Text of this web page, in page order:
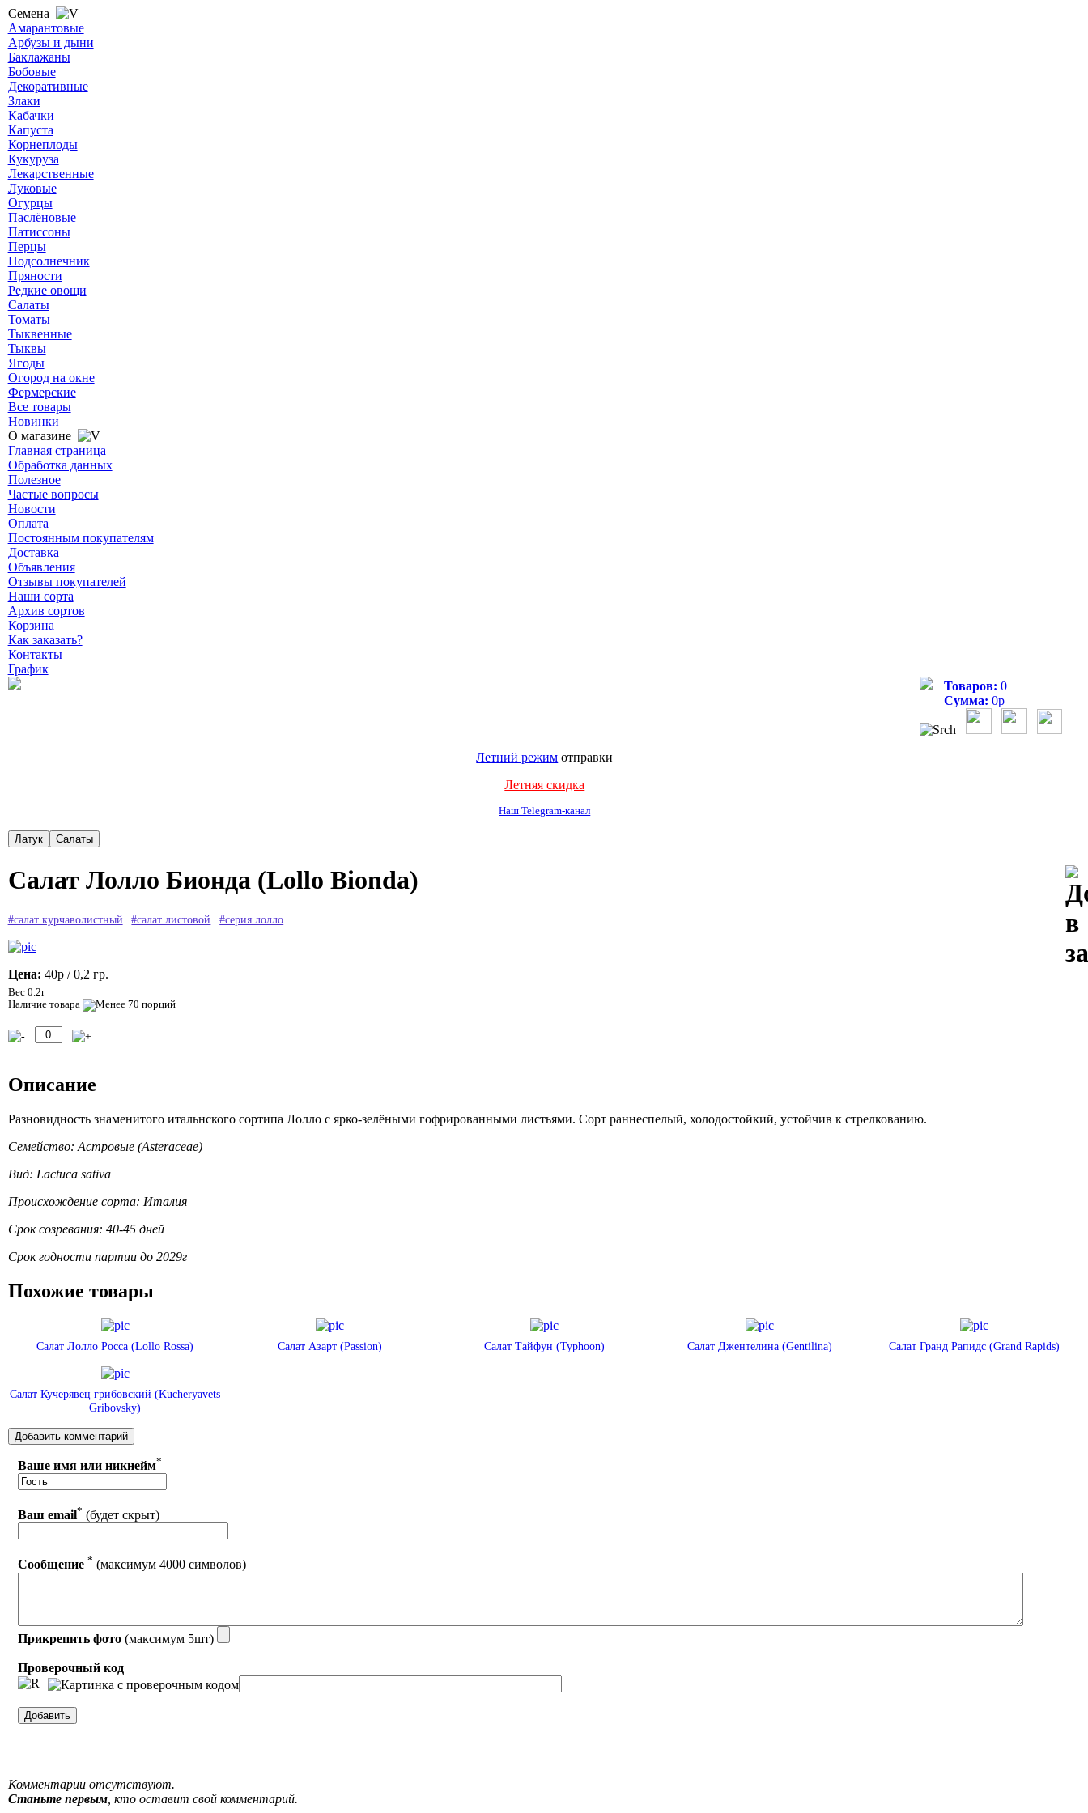
Семена
Амарантовые
Арбузы и дыни
Баклажаны
Бобовые
Декоративные
Злаки
Кабачки
Капуста
Корнеплоды
Кукуруза
Лекарственные
Луковые
Огурцы
Паслёновые
Патиссоны
Перцы
Подсолнечник
Пряности
Редкие овощи
Салаты
Томаты
Тыквенные
Тыквы
Ягоды
Огород на окне
Фермерские
Все товары
Новинки
О магазине
Главная страница
Обработка данных
Полезное
Частые вопросы
Новости
Оплата
Постоянным покупателям
Доставка
Объявления
Отзывы покупателей
Наши сорта
Архив сортов
Корзина
Как заказать?
Контакты
График
Товаров: 0
Сумма: 0р
Летний режим отправки
Летняя скидка
Наш Telegram-канал
Салат Лолло Бионда (Lollo Bionda)
#салат курчаволистный #салат листовой #серия лолло
Цена: 40р / 0,2 гр.
Вес 0.2г
Наличие товара
Описание
Разновидность знаменитого итальнского сортипа Лолло с ярко-зелёными гофрированными листьями. Сорт раннеспелый, холодостойкий, устойчив к стрелкованию.
Семейство: Астровые (Asteraceae)
Вид: Lactuca sativa
Происхождение сорта: Италия
Срок созревания: 40-45 дней
Срок годности партии до 2029г
Похожие товары
Салат Лолло Росса (Lollo Rossa) Салат Азарт (Passion) Салат Тайфун (Typhoon) Салат Джентелина (Gentilina) Салат Гранд Рапидс (Grand Rapids)
Салат Кучерявец грибовский (Kucheryavets
Gribovsky)
Ваше имя или никнейм*
Ваш email* (будет скрыт)
Сообщение * (максимум 4000 символов)
Прикрепить фото (максимум 5шт)
Проверочный код
Комментарии отсутствуют.
Станьте первым, кто оставит свой комментарий.